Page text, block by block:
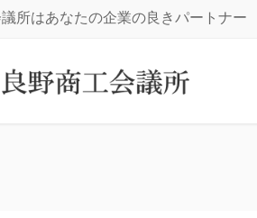
所はあなたの企業の良きパートナー